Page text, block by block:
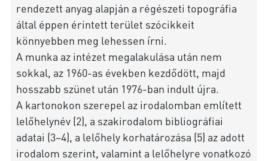
rendezett anyag alapján a régészeti topográfia
által éppen érintett terület szócikkeit
könnyebben meg lehessen írni.
A munka az intézet megalakulása után nem
sokkal, az 1960-as években kezdődött, majd
hosszabb szünet után 1976-ban indult újra.
A kartonokon szerepel az irodalomban említett
lelőhelynév (2), a szakirodalom bibliográfiai
adatai (3–4), a lelőhely korhatározása (5) az adott
irodalom szerint, valamint a lelőhelyre vonatkozó